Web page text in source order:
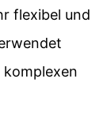
flexibel und